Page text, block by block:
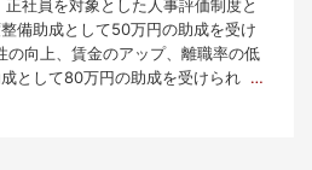
社員を対象とした人事評価制度と
備助成として50万円の助成を受け
の向上、賃金のアップ、離職率の低
として80万円の助成を受けられ …